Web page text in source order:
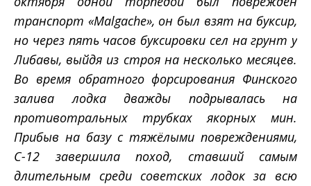
транспорт «Malgache», он был взят на буксир,
но через пять часов буксировки сел на грунт у
Либавы, выйдя из строя на несколько месяцев.
Во время обратного форсирования Финского
залива лодка дважды подрывалась на
противотральных трубках якорных мин.
Прибыв на базу с тяжёлыми повреждениями,
С-12 завершила поход, ставший самым
длительным среди советских лодок за всю